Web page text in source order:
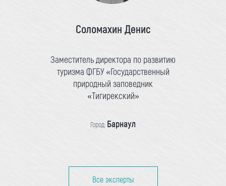
Соломахин Денис
Заместитель директора по развитию
туризма ФГБУ «Государственный
природный заповедник
«Тигирекский»
Город: Барнаул
Все эксперты